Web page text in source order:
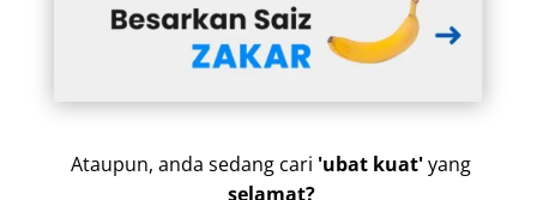
Ataupun, anda sedang cari 'ubat kuat'yang
selamat?